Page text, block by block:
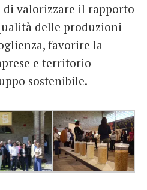
valorizzare il rapporto
delle produzioni
favorire la
e territorio
sostenibile.